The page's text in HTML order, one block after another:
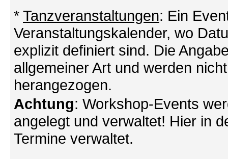
* Tanzveranstaltungen: Ein
Veranstaltungskalender, wo
explizit definiert sind. Die
allgemeiner Art und werden
herangezogen.
Achtung: Workshop-Events
angelegt und verwaltet! Hier in
Termine verwaltet.